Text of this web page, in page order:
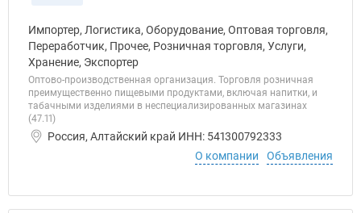
Импортер, Логистика, Оборудование, Оптовая торговля,
Переработчик, Прочее, Розничная торговля, Услуги,
Хранение, Экспортер
Оптово-производственная организация. Торговля розничная
преимущественно пищевыми продуктами, включая напитки, и
табачными изделиями в неспециализированных магазинах
(47.11)
Россия, Алтайский край ИНН: 541300792333
О компании
Объявления